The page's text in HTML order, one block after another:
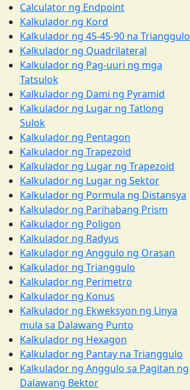
Calculator ng Endpoint
Kalkulador ng Kord
Kalkulador ng 45-45-90 na Trianggulo
Kalkulador ng Quadrilateral
Kalkulador ng Pag-uuri ng mga
Tatsulok
Kalkulador ng Dami ng Pyramid
Kalkulador ng Lugar ng Tatlong
Sulok
Kalkulador ng Pentagon
Kalkulador ng Trapezoid
Kalkulador ng Lugar ng Trapezoid
Kalkulador ng Lugar ng Sektor
Kalkulador ng Pormula ng Distansya
Kalkulador ng Parihabang Prism
Kalkulador ng Poligon
Kalkulador ng Radyus
Kalkulador ng Anggulo ng Orasan
Kalkulador ng Trianggulo
Kalkulador ng Perimetro
Kalkulador ng Konus
Kalkulador ng Ekweksyon ng Linya
mula sa Dalawang Punto
Kalkulador ng Hexagon
Kalkulador ng Pantay na Trianggulo
Kalkulador ng Anggulo sa Pagitan ng
Dalawang Bektor